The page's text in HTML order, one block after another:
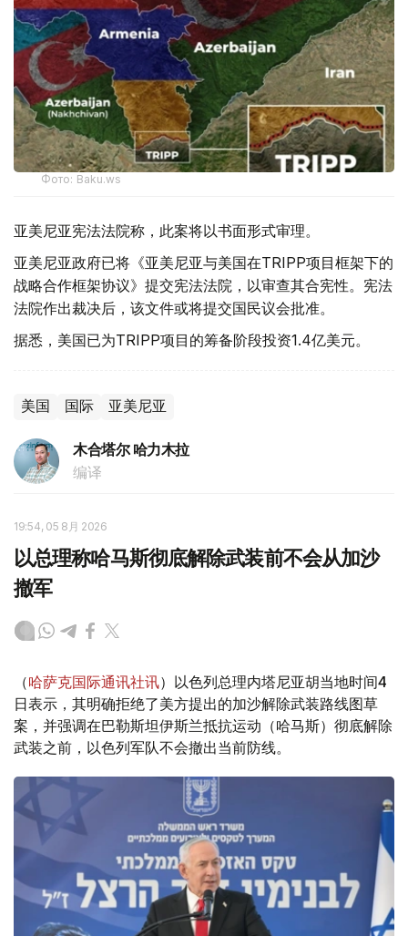
Фото: Baku.ws
亚美尼亚宪法法院称，此案将以书面形式审理。
亚美尼亚政府已将《亚美尼亚与美国在TRIPP项目框架下的
战略合作框架协议》提交宪法法院，以审查其合宪性。宪法
法院作出裁决后，该文件或将提交国民议会批准。
据悉，美国已为TRIPP项目的筹备阶段投资1.4亿美元。
美国 国际 亚美尼亚
木合塔尔 哈力木拉
编译
19:54, 05 8月 2026
以总理称哈马斯彻底解除武装前不会从加沙
撤军
（哈萨克国际通讯社讯）以色列总理内塔尼亚胡当地时间4
日表示，其明确拒绝了美方提出的加沙解除武装路线图草
案，并强调在巴勒斯坦伊斯兰抵抗运动（哈马斯）彻底解除
武装之前，以色列军队不会撤出当前防线。